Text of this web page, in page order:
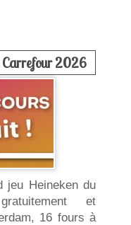
2026
jeu Heineken du
et
16 fours à